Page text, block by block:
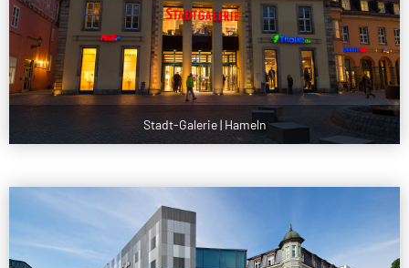
Stadt-Galerie | Hameln